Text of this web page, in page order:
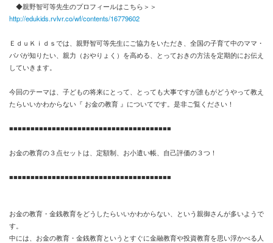
◆親野智可等先生のプロフィールはこちら＞＞
http://edukids.rvlvr.co/wf/contents/16779602
ＥｄｕＫｉｄｓでは、親野智可等先生にご協力をいただき、全国の子育て中のママ・
パパが知りたい、親力（おやりょく）を高める、とっておきの方法を定期的にお伝え
していきます。
今回のテーマは、子どもの将来にとって、とっても大事ですが誰もがどうやって教え
たらいいかわからない『 お金の教育 』についてです。是非ご覧ください！
■■■■■■■■■■■■■■■■■■■■■■■■■■■■■■■■■■■■■■
お金の教育の３点セットは、定額制、お小遣い帳、自己評価の３つ！
■■■■■■■■■■■■■■■■■■■■■■■■■■■■■■■■■■■■■■
お金の教育・金銭教育をどうしたらいいかわからない、という親御さんが多いようで
す。
中には、お金の教育・金銭教育というとすぐに金融教育や投資教育を思い浮かべる人